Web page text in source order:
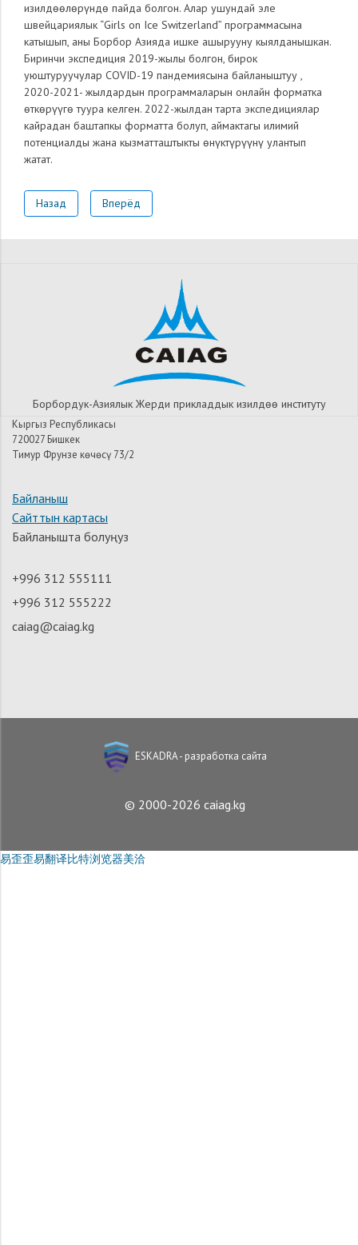
изилдөөлөрүндө пайда болгон. Алар ушундай эле
швейцариялык “Girls on Ice Switzerland” программасына
катышып, аны Борбор Азияда ишке ашырууну кыялданышкан.
Биринчи экспедиция 2019-жылы болгон, бирок
уюштуруучулар COVID-19 пандемиясына байланыштуу ,
2020-2021- жылдардын программаларын онлайн форматка
өткөрүүгө туура келген. 2022-жылдан тарта экспедициялар
кайрадан баштапкы форматта болуп, аймактагы илимий
потенциалды жана кызматташтыкты өнүктүрүүнү улантып
жатат.
Назад Вперёд
Борбордук-Азиялык Жерди прикладдык изилдѳѳ институту
Кыргыз Республикасы
720027 Бишкек
Тимур Фрунзе көчөсү 73/2
Байланыш
Сайттын картасы
Байланышта болуңуз
+996 312 555111
+996 312 555222
caiag@caiag.kg
ESKADRA - разработка сайта
© 2000-2026 caiag.kg
易歪歪易翻译比特浏览器美洽